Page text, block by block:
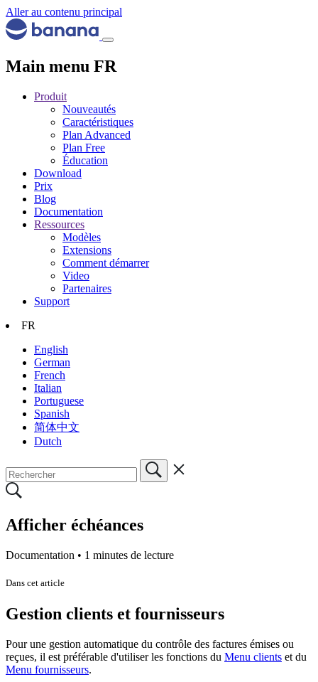
Aller au contenu principal
Main menu FR
Produit
Nouveautés
Caractéristiques
Plan Advanced
Plan Free
Éducation
Download
Prix
Blog
Documentation
Ressources
Modèles
Extensions
Comment démarrer
Video
Partenaires
Support
FR
English
German
French
Italian
Portuguese
Spanish
简体中文
Dutch
Afficher échéances
Documentation • 1 minutes de lecture
Dans cet article
Gestion clients et fournisseurs
Pour une gestion automatique du contrôle des factures émises ou
reçues, il est préférable d'utiliser les fonctions du Menu clients et du
Menu fournisseurs.